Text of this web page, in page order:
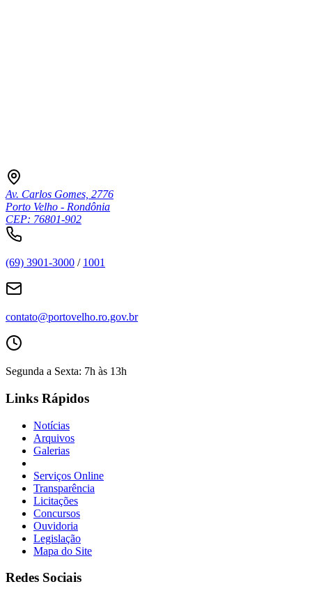
Av. Carlos Gomes, 2776
Porto Velho - Rondônia
CEP: 76801-902
(69) 3901-3000 / 1001
contato@portovelho.ro.gov.br
Segunda a Sexta: 7h às 13h
Links Rápidos
Notícias
Arquivos
Galerias
Serviços Online
Transparência
Licitações
Concursos
Ouvidoria
Legislação
Mapa do Site
Redes Sociais